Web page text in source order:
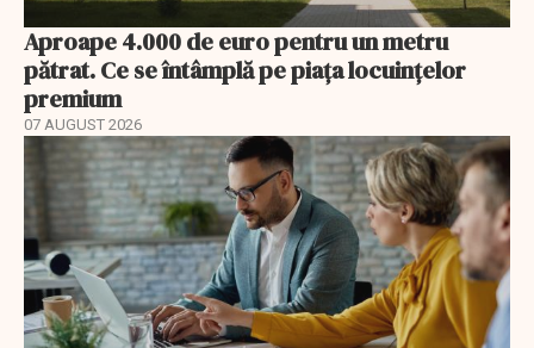
Aproape 4.000 de euro pentru un metru
pătrat. Ce se întâmplă pe piața locuințelor
premium
07 AUGUST 2026